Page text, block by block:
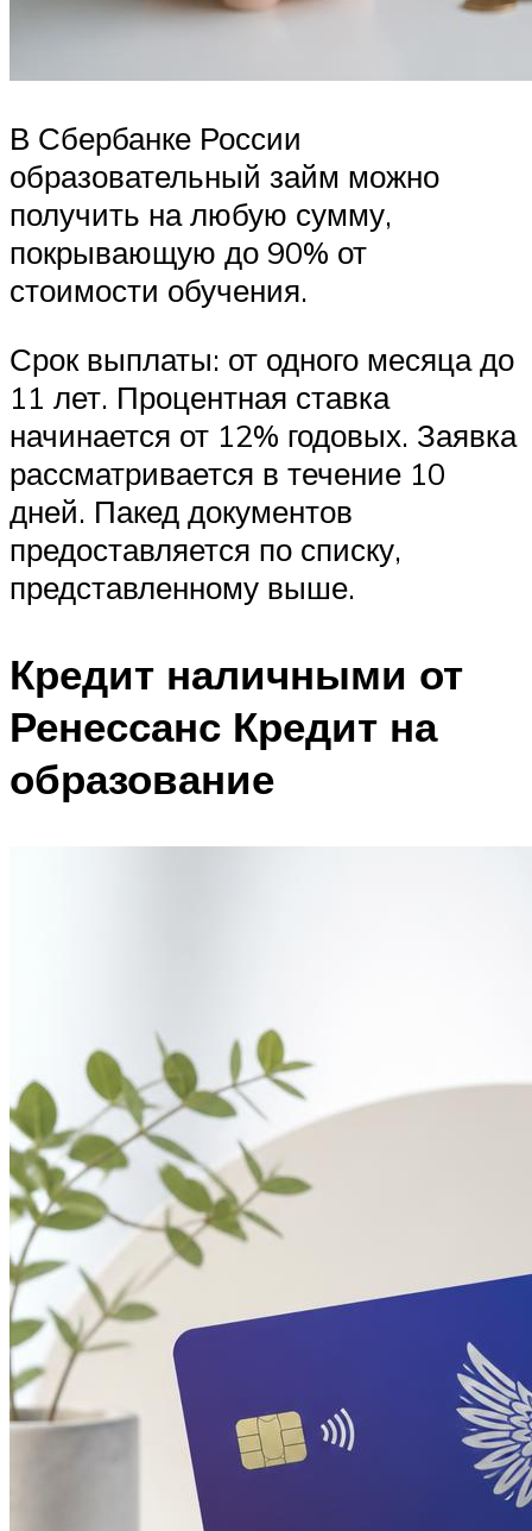
В Сбербанке России
образовательный займ можно
получить на любую сумму,
покрывающую до 90% от
стоимости обучения.
Срок выплаты: от одного месяца до
11 лет. Процентная ставка
начинается от 12% годовых. Заявка
рассматривается в течение 10
дней. Пакед документов
предоставляется по списку,
представленному выше.
Кредит наличными от
Ренессанс Кредит на
образование